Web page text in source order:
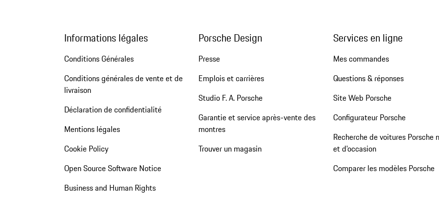
Informations légales
Conditions Générales
Conditions générales de vente et de
livraison
Déclaration de confidentialité
Mentions légales
Cookie Policy
Open Source Software Notice
Business and Human Rights
Porsche Design
Presse
Emplois et carrières
Studio F. A. Porsche
Garantie et service après-vente des
montres
Trouver un magasin
Services en ligne
Mes commandes
Questions & réponses
Site Web Porsche
Configurateur Porsche
Recherche de voitures Porsche
et d'occasion
Comparer les modèles Porsche